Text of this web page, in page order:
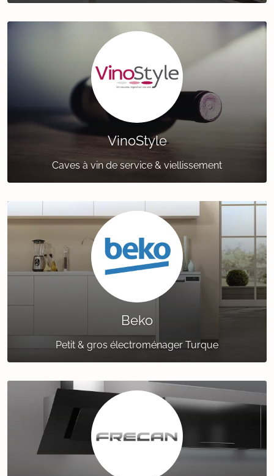
VinoStyle
Caves à vin de service & viellissement
Beko
Petit & gros électroménager Turque